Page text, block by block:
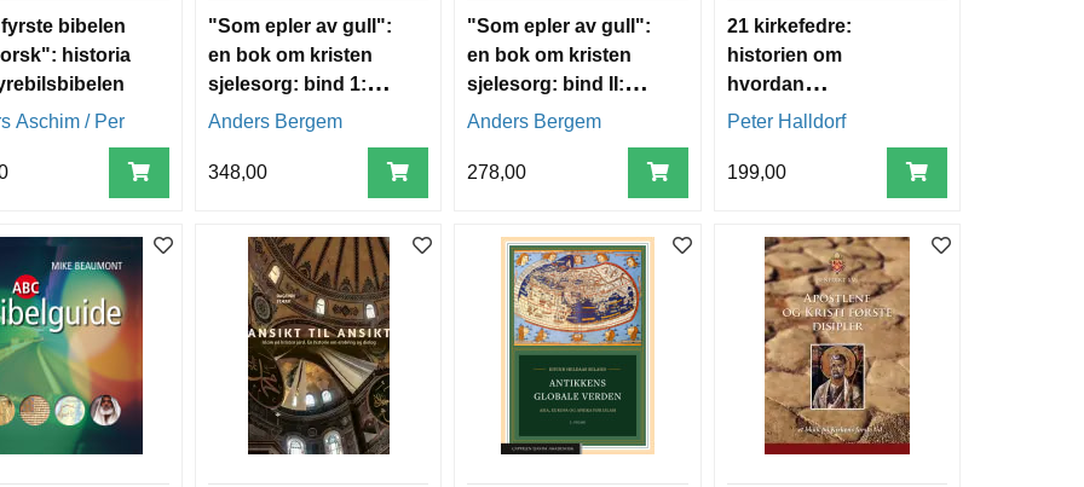
bibelen
historia
Aschim / Per
"Som epler av gull":
en bok om kristen
sjelesorg: bind 1:
sjelesorgens
og egenart
Anders Bergem
348,00
"Som epler av gull":
en bok om kristen
sjelesorg: bind II:
kunsten å utøve
Anders Bergem
278,00
21 kirkefedre:
historien om
hvordan
kristendommen ble
Peter Halldorf
199,00